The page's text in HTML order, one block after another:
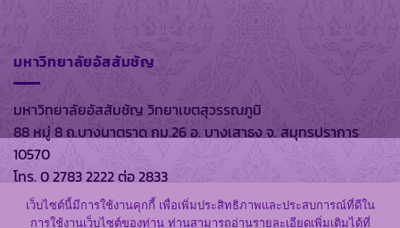
มหาวิทยาลัยอัสสัมชัญ
มหาวิทยาลัยอัสสัมชัญ วิทยาเขตสุวรรณภูมิ
88 หมู่ 8 ถ.บางนาตราด กม.26 อ. บางเสาธง จ. สมุทรปราการ
10570
โทร. 0 2783 2222 ต่อ 2833
เว็บไซต์นี้มีการใช้งานคุกกี้ เพื่อเพิ่มประสิทธิภาพและประสบการณ์ที่ดีใน
การใช้งานเว็บไซต์ของท่าน ท่านสามารถอ่านรายละเอียดเพิ่มเติมได้ที่